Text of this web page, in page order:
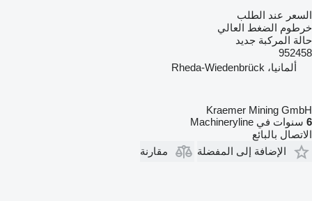
السعر عند الطلب
خرطوم الضغط العالي
حالة المركبة جديد
952458
ألمانيا، Rheda-Wiedenbrück
Kraemer Mining GmbH
6 سنوات في Machineryline
الاتصال بالبائع
الإضافة إلى المفضلة
مقارنة